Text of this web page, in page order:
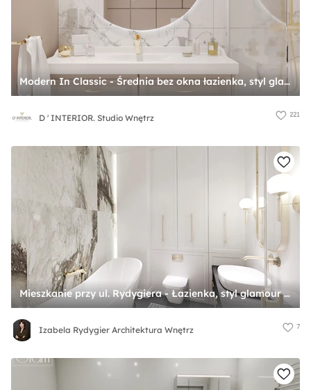
Modern In Classic - Średnia bez okna łazienka, styl glamour - zdjęcie od D ' INTERIOR. Studio Wnętrz
D ' INTERIOR. Studio Wnętrz 221
Mieszkanie przy ul. Rydygiera - Łazienka, styl glamour - zdjęcie od Izabela Rydygier Architektura Wnętrz
Izabela Rydygier Architektura Wnętrz 7